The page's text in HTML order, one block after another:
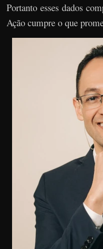
Portanto esses dados
Ação cumpre o que